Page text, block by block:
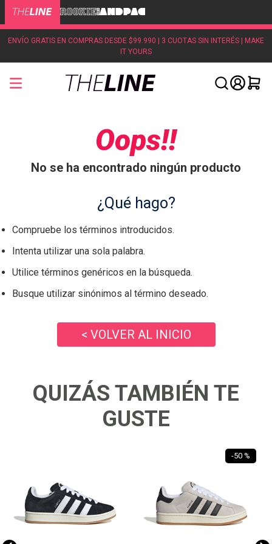
ENVÍO GRATIS EN COMPRAS DESDE $99.990 | 3 CUOTAS SIN INTERÉS | MAKE
IT YOURS
Oops!!
No se ha encontrado ningún producto
¿Qué hago?
Compruebe los términos introducidos.
Intenta utilizar una sola palabra.
Utilice términos genéricos en la búsqueda.
Busque utilizar sinónimos al término deseado.
< VOLVER AL INICIO
QUIZÁS TAMBIÉN TE
GUSTE
-50 %